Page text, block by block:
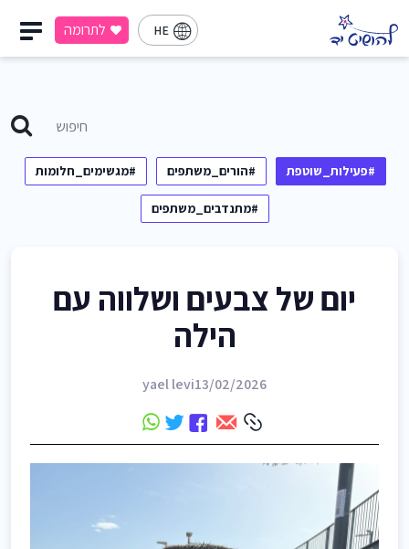
HE לתרומה
#פעילות_שוטפת #הורים_משתפים #מגשימים_חלומות
#מתנדבים_משתפים
יום של צבעים ושלווה עם
הילה
yael levi13/02/2026